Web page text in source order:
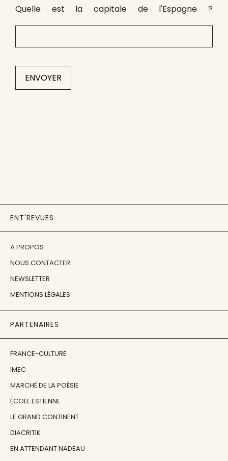
Quelle est la capitale de l'Espagne ?
ENT'REVUES
À PROPOS
NOUS CONTACTER
NEWSLETTER
MENTIONS LÉGALES
PARTENAIRES
FRANCE-CULTURE
IMEC
MARCHÉ DE LA POÉSIE
ÉCOLE ESTIENNE
LE GRAND CONTINENT
DIACRITIK
EN ATTENDANT NADEAU